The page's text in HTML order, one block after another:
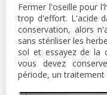
Fermer l'oseille pour
trop d'effort. L'acide
conservation, alors
sans stériliser les
sol et essayez de la
vous devez
période, un